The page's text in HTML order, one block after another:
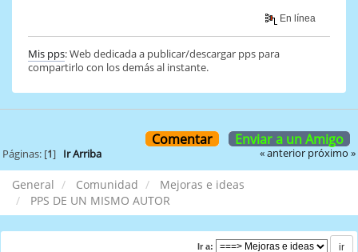
En línea
Mis pps: Web dedicada a publicar/descargar pps para
compartirlo con los demás al instante.
Comentar Enviar a un Amigo
Páginas: [1] Ir Arriba « anterior próximo »
General Comunidad
Mejoras e ideas
PPS DE UN MISMO AUTOR
Ir a: